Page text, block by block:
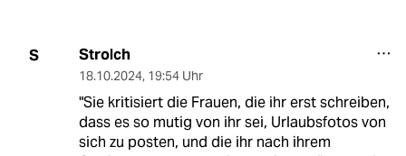
S Strolch
18.10.2024, 19:54 Uhr
"Sie kritisiert die Frauen, die ihr erst schreiben,
dass es so mutig von ihr sei, Urlaubsfotos von
sich zu posten, und die ihr nach ihrem